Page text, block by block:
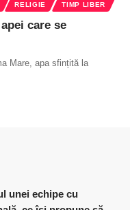
RELIGIE TIMP LIBER
care se
Mare, apa sfințită la